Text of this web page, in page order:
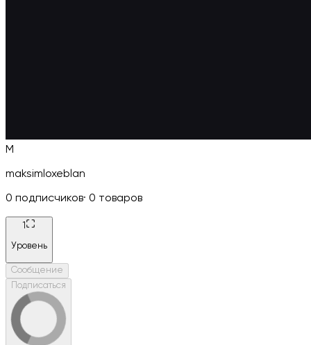
M
maksimloxeblan
0 подписчиков· 0 товаров
1
Уровень
Сообщение
Подписаться